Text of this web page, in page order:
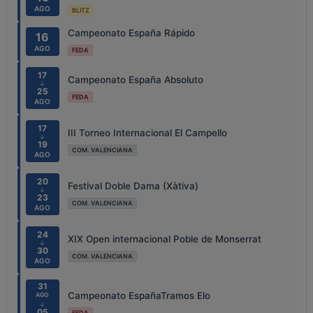
AGO BLITZ
16
AGO
Campeonato España Rápido
FEDA
17
↓
25
AGO
Campeonato España Absoluto
FEDA
17
↓
19
AGO
III Torneo Internacional El Campello
COM. VALENCIANA
20
↓
23
AGO
Festival Doble Dama (Xàtiva)
COM. VALENCIANA
24
↓
30
AGO
XIX Open internacional Poble de Monserrat
COM. VALENCIANA
31
AGO
↓
Campeonato EspañaTramos Elo